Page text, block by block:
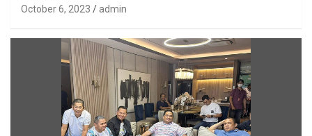
October 6, 2023 admin